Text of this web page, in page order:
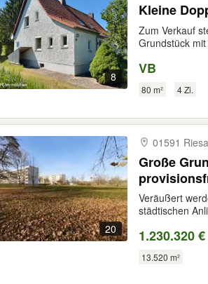
8
Kleine
Zum Verkauf
Grundstück
VB
80 m² 4 Zi.
20
01591 Riesa
Große
Veräußert
städtischen
1.230.320 €
13.520 m²